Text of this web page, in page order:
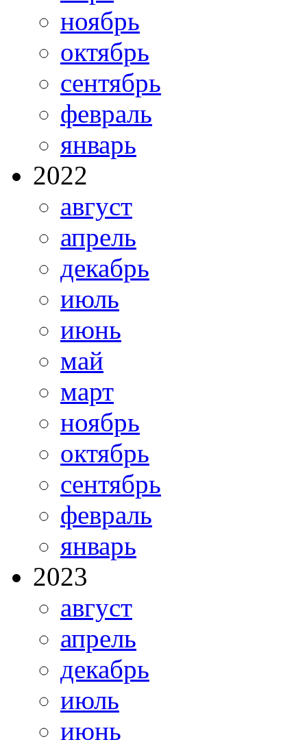
ноябрь
октябрь
сентябрь
февраль
январь
2022
август
апрель
декабрь
июль
июнь
май
март
ноябрь
октябрь
сентябрь
февраль
январь
2023
август
апрель
декабрь
июль
июнь